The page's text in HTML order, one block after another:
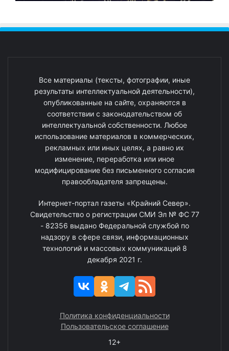
Все материалы (тексты, фотографии, иные
результаты интеллектуальной деятельности),
опубликованные на сайте, охраняются в
соответствии с законодательством об
интеллектуальной собственности. Любое
использование материалов в коммерческих,
рекламных или иных целях, а равно их
изменение, переработка или иное
модифицирование без письменного согласия
правообладателя запрещены.
Интернет-портал газеты «Крайний Север».
Свидетельство о регистрации СМИ Эл № ФС 77
- 82356 выдано Федеральной службой по
надзору в сфере связи, информационных
технологий и массовых коммуникаций 8
декабря 2021 г.
Политика конфиденциальности
Пользовательское соглашение
12+